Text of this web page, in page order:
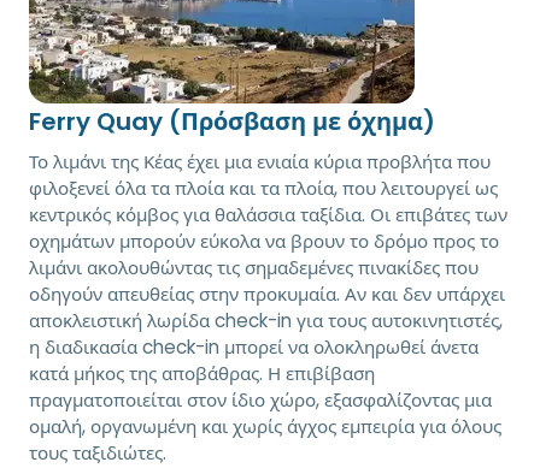
Ferry Quay (Πρόσβαση με όχημα)
Το λιμάνι της Κέας έχει μια ενιαία κύρια προβλήτα που
φιλοξενεί όλα τα πλοία και τα πλοία, που λειτουργεί ως
κεντρικός κόμβος για θαλάσσια ταξίδια. Οι επιβάτες των
οχημάτων μπορούν εύκολα να βρουν το δρόμο προς το
λιμάνι ακολουθώντας τις σημαδεμένες πινακίδες που
οδηγούν απευθείας στην προκυμαία. Αν και δεν υπάρχει
αποκλειστική λωρίδα check-in για τους αυτοκινητιστές,
η διαδικασία check-in μπορεί να ολοκληρωθεί άνετα
κατά μήκος της αποβάθρας. Η επιβίβαση
πραγματοποιείται στον ίδιο χώρο, εξασφαλίζοντας μια
ομαλή, οργανωμένη και χωρίς άγχος εμπειρία για όλους
τους ταξιδιώτες.